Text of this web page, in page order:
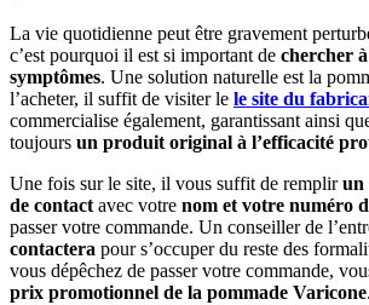
La vie quotidienne peut être gravement
c’est pourquoi il est si important de chercher
symptômes. Une solution naturelle est la
l’acheter, il suffit de visiter le le site du
commercialise également, garantissant ainsi
toujours un produit original à l’efficacité
Une fois sur le site, il vous suffit de remplirun
de contactavec votre nom et votre numéro
passer votre commande. Un conseiller de
contactera pour s’occuper du reste des
vous dépêchez de passer votre commande,
prix promotionnel de la pommade Varicone.